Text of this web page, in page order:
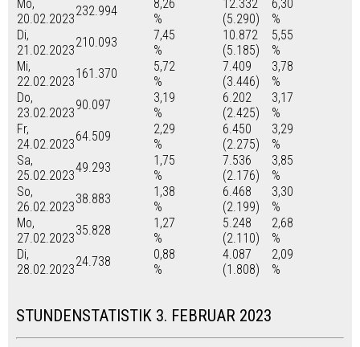
Mo,
20.02.2023
232.994
8,26
%
12.332
(5.290)
6,30
%
Di,
21.02.2023
210.093
7,45
%
10.872
(5.185)
5,55
%
Mi,
22.02.2023
161.370
5,72
%
7.409
(3.446)
3,78
%
Do,
23.02.2023
90.097
3,19
%
6.202
(2.425)
3,17
%
Fr,
24.02.2023
64.509
2,29
%
6.450
(2.275)
3,29
%
Sa,
25.02.2023
49.293
1,75
%
7.536
(2.176)
3,85
%
So,
26.02.2023
38.883
1,38
%
6.468
(2.199)
3,30
%
Mo,
27.02.2023
35.828
1,27
%
5.248
(2.110)
2,68
%
Di,
28.02.2023
24.738
0,88
%
4.087
(1.808)
2,09
%
STUNDENSTATISTIK 3. FEBRUAR 2023